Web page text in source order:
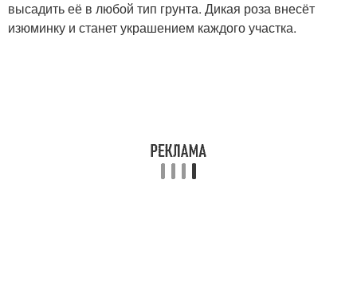
высадить её в любой тип грунта. Дикая роза внесёт
изюминку и станет украшением каждого участка.